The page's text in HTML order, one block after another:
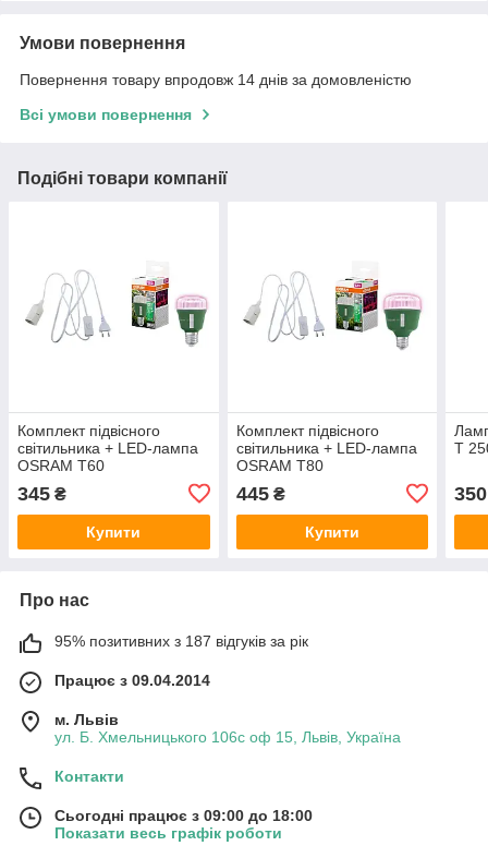
Умови повернення
Повернення товару впродовж 14 днів за домовленістю
Всі умови повернення
Подібні товари компанії
Комплект підвісного
світильника + LED-лампа
OSRAM T60
345 ₴
Купити
Комплект підвісного
світильника + LED-лампа
OSRAM T80
445₴
Купити
T
350
Про нас
95% позитивних з 187 відгуків за рік
Працює з 09.04.2014
м. Львів
ул. Б. Хмельницького 106с оф 15, Львів, Україна
Контакти
Сьогодні працює з 09:00 до 18:00
Показати весь графік роботи